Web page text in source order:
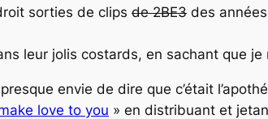
sorties de clips de 2BE3 des
leur jolis costards, en sachant que je
presque envie de dire que c’était
make love to you » en distribuant et